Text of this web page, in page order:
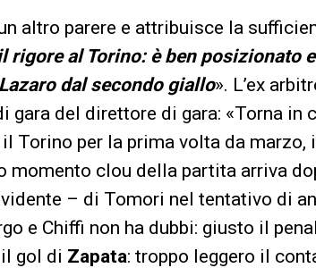
altro parere e attribuisce la
rigore al Torino: è ben posizionato
dal secondo giallo». L’ex
gara del direttore di gara: «Torna in
Torino per la prima volta da
momento clou della partita arriva
– di Tomori nel tentativo di
e Chiffi non ha dubbi: giusto il
gol di Zapata: troppo leggero il